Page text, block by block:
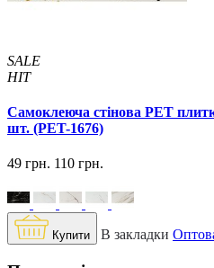
SALE
HIT
Самоклеюча стінова PET
шт. (PET-1676)
49 грн. 110 грн.
Купити В закладки